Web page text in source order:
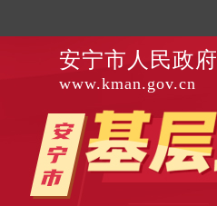
安宁市人民政府
www.kman.gov.cn